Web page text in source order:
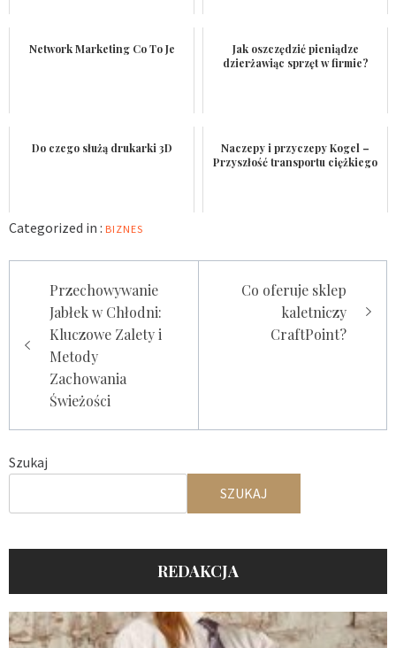
Network Marketing Co To Je
Jak oszczędzić pieniądze
dzierżawiąc sprzęt w firmie?
Do czego służą drukarki 3D
Naczepy i przyczepy Kogel –
Przyszłość transportu ciężkiego
Categorized in : BIZNES
wpisuPrzechowywanie
Jabłek w Chłodni:
Kluczowe Zalety i
Metody
Zachowania
Świeżości
Co oferuje sklep
kaletniczy
CraftPoint?
Szukaj
SZUKAJ
REDAKCJA